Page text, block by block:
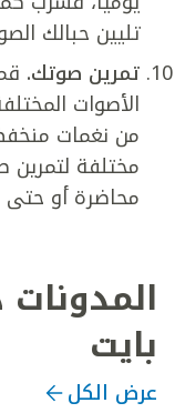
تليين حبالك
تمرين صوتك.
الأصوات
من نغمات
مختلفة
محاضرة أو حتى
بايت
عرض الكل